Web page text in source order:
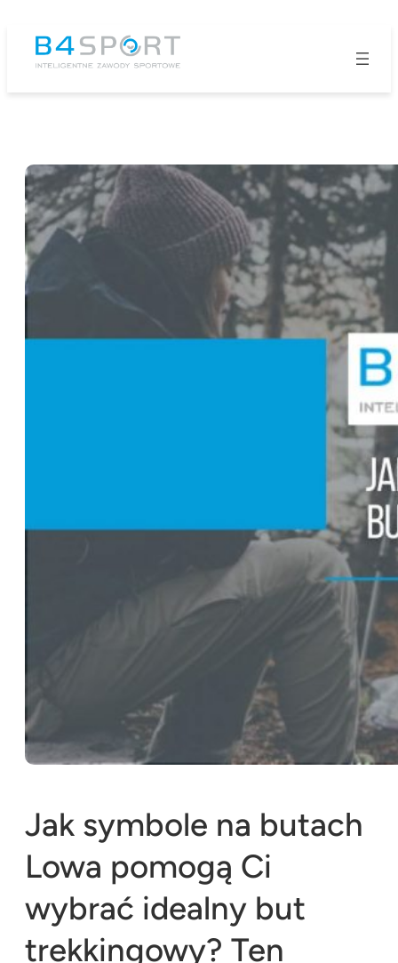
Przejdź
Jak symbole na butach
Lowa pomogą Ci
wybrać idealny but
trekkingowy? Ten